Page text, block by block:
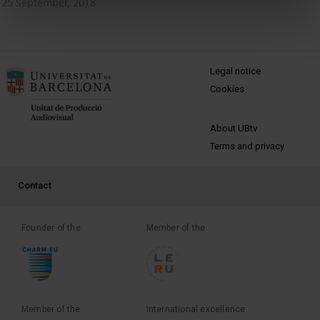
MENÚ PEU 1
Legal notice
Cookies
PEU 2
About UBtv
Terms and privacy
PEU 3
Contact
Founder of the Member of the
Member of the International excellence